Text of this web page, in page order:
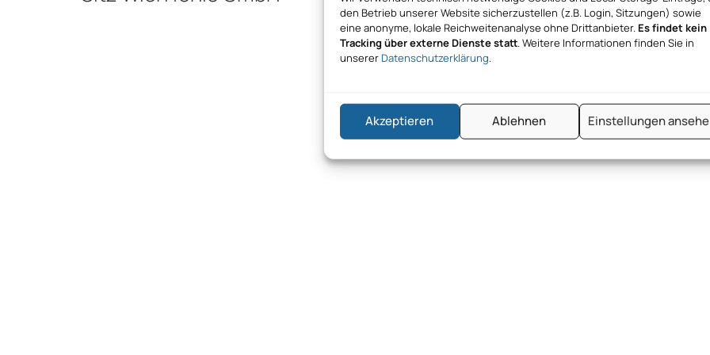
den Betrieb unserer Website sicherzustellen (z.B. Login, Sitzungen) sowie
eine anonyme, lokale Reichweitenanalyse ohne Drittanbieter. Es findet kein
Tracking über externe Dienste statt. Weitere Informationen finden Sie in
unserer Datenschutzerklärung.
Akzeptieren Ablehnen Einstellungen